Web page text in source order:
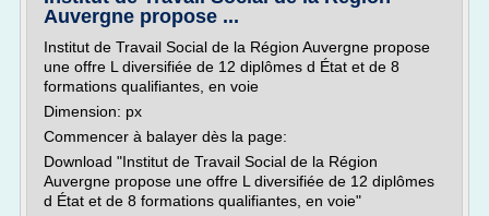
Auvergne propose ...
Institut de Travail Social de la Région Auvergne propose
une offre L diversifiée de 12 diplômes d État et de 8
formations qualifiantes, en voie
Dimension: px
Commencer à balayer dès la page:
Download "Institut de Travail Social de la Région
Auvergne propose une offre L diversifiée de 12 diplômes
d État et de 8 formations qualifiantes, en voie"